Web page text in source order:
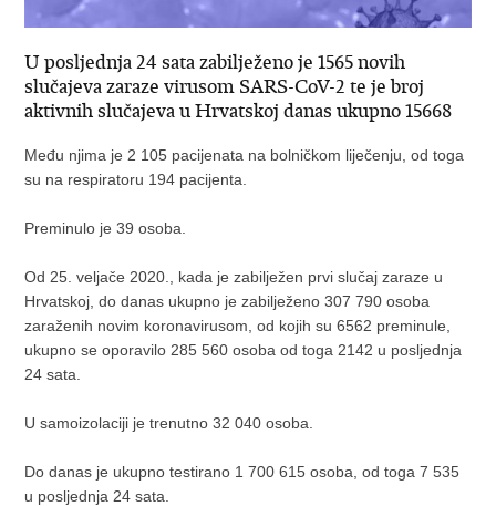
U posljednja 24 sata zabilježeno je 1565 novih
slučajeva zaraze virusom SARS-CoV-2 te je broj
aktivnih slučajeva u Hrvatskoj danas ukupno 15668
Među njima je 2 105 pacijenata na bolničkom liječenju, od toga
su na respiratoru 194 pacijenta.
Preminulo je 39 osoba.
Od 25. veljače 2020., kada je zabilježen prvi slučaj zaraze u
Hrvatskoj, do danas ukupno je zabilježeno 307 790 osoba
zaraženih novim koronavirusom, od kojih su 6562 preminule,
ukupno se oporavilo 285 560 osoba od toga 2142 u posljednja
24 sata.
U samoizolaciji je trenutno 32 040 osoba.
Do danas je ukupno testirano 1 700 615 osoba, od toga 7 535
u posljednja 24 sata.